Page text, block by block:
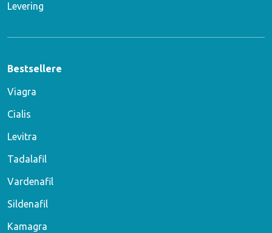
Levering
Bestsellere
Viagra
Cialis
Levitra
Tadalafil
Vardenafil
Sildenafil
Kamagra